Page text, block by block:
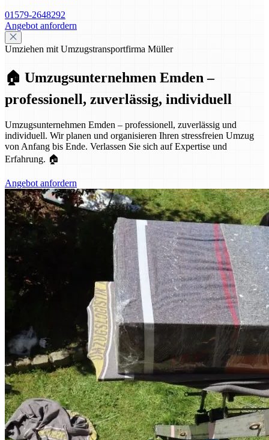
01579-2648292
Angebot anfordern
Umziehen mit Umzugstransportfirma Müller
🏠 Umzugsunternehmen Emden –
professionell, zuverlässig, individuell
Umzugsunternehmen Emden – professionell, zuverlässig und
individuell. Wir planen und organisieren Ihren stressfreien Umzug
von Anfang bis Ende. Verlassen Sie sich auf Expertise und
Erfahrung. 🏠
Angebot anfordern